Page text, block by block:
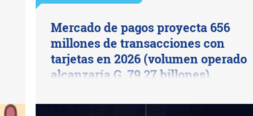
Mercado de pagos proyecta 656
millones de transacciones con
tarjetas en 2026 (volumen operado
alcanzaría G. 79,27 billones)